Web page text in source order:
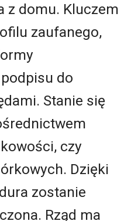
z domu. Kluczem
zaufanego,
do
Stanie się
czy
Dzięki
zostanie
Rząd ma